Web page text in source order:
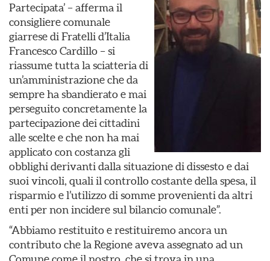
Partecipata’ – afferma il
consigliere comunale
giarrese di Fratelli d’Italia
Francesco Cardillo – si
riassume tutta la sciatteria di
un’amministrazione che da
sempre ha sbandierato e mai
perseguito concretamente la
partecipazione dei cittadini
alle scelte e che non ha mai
applicato con costanza gli
obblighi derivanti dalla situazione di dissesto e dai
suoi vincoli, quali il controllo costante della spesa, il
risparmio e l’utilizzo di somme provenienti da altri
enti per non incidere sul bilancio comunale”.
“Abbiamo restituito e restituiremo ancora un
contributo che la Regione aveva assegnato ad un